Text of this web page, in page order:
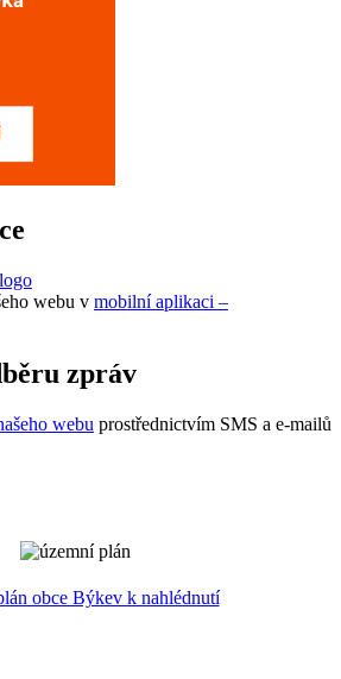
webu v mobilní aplikaci –
zpráv
webu prostřednictvím SMS a e-mailů
obce Býkev k nahlédnutí